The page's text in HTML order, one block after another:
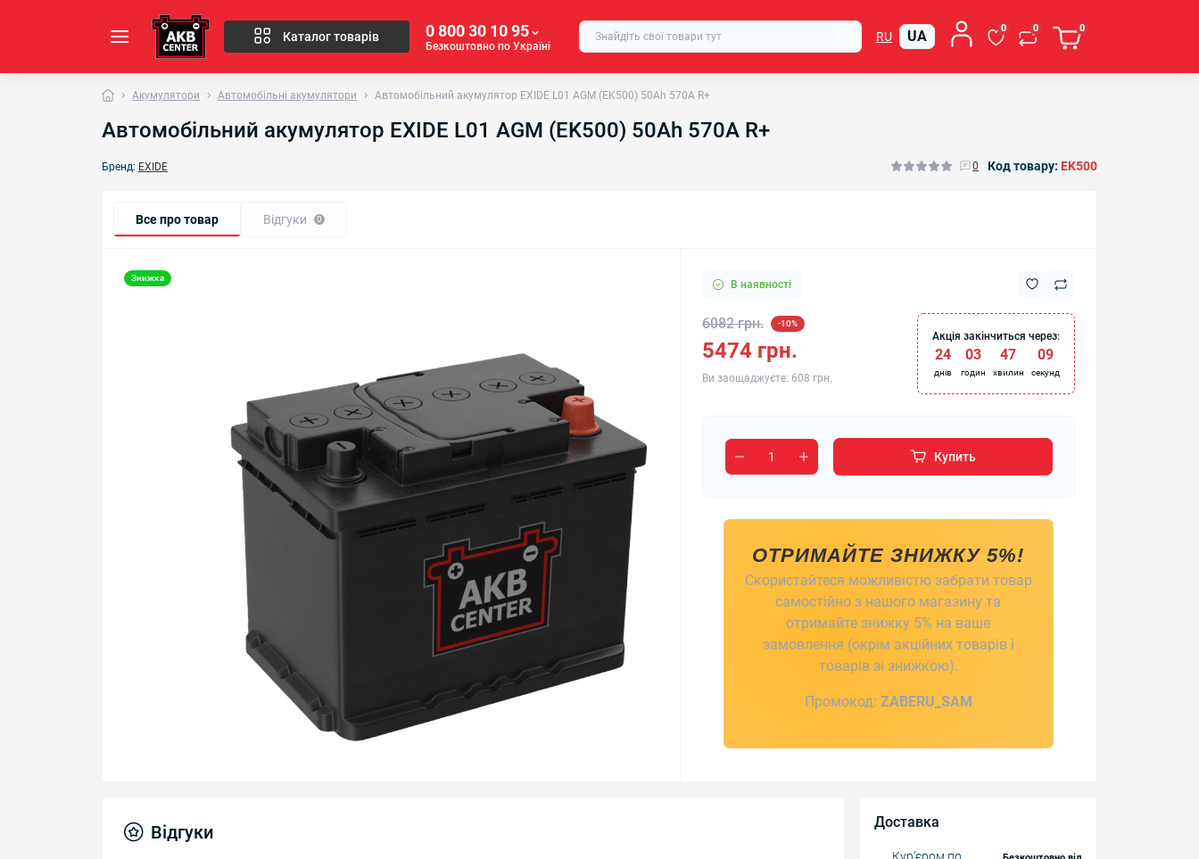
Каталог товарів 0 800 30 10 95
Безкоштовно по Україні
RU UA 0 0 0
Акумулятори Автомобільні акумулятори Автомобільний акумулятор EXIDE L01 AGM (EK500) 50Аh 570A R+
Автомобільний акумулятор EXIDE L01 AGM (EK500) 50Аh 570A R+
Бренд: EXIDE 0 Код товару: EK500
Все про товар Відгуки 0
Знижка
В наявності
6082 грн. -10%
5474 грн.
Ви заощаджуєте: 608 грн.
Акція закінчиться через:
24
днів
03
годин
47
хвилин
09
секунд
Купить
ОТРИМАЙТЕ ЗНИЖКУ 5%!
Скористайтеся можливістю забрати товар
самостійно з нашого магазину та
отримайте знижку 5% на ваше
замовлення (окрім акційних товарів і
товарів зі знижкою).
Промокод: ZABERU_SAM
Доставка
Курʼєром по
Відгуки